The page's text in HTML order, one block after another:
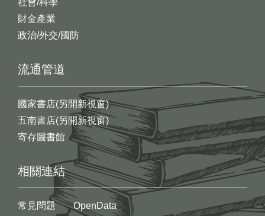
社會/科學
財金產業
政治/外交/國防
流通管道
國家書店(另開新視窗)
五南書店(另開新視窗)
寄存圖書館
相關連結
常見問題
OpenData